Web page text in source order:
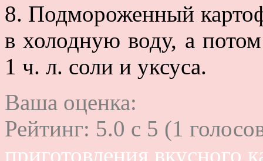
8. Подмороженный
в холодную воду, а
1 ч. л. соли и уксуса.
Ваша оценка:
Рейтинг: 5.0 c 5 (1
приготовления вкусного